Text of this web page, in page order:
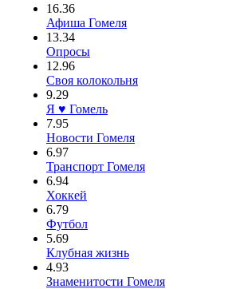
16.36
Афиша Гомеля
13.34
Опросы
12.96
Своя колокольня
9.29
Я ♥ Гомель
7.95
Новости Гомеля
6.97
Транспорт Гомеля
6.94
Хоккей
6.79
Футбол
5.69
Клубная жизнь
4.93
Знаменитости Гомеля